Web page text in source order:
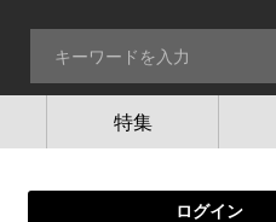
特集
ログイン